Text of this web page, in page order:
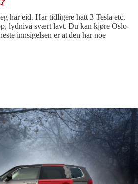
har eid. Har tidligere hatt 3 Tesla etc.
lydnivå svært lavt. Du kan kjøre Oslo-
innsigelsen er at den har noe